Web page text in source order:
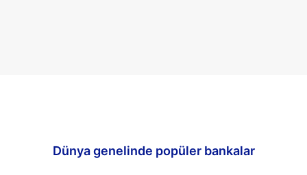
Dünya genelinde popüler bankalar